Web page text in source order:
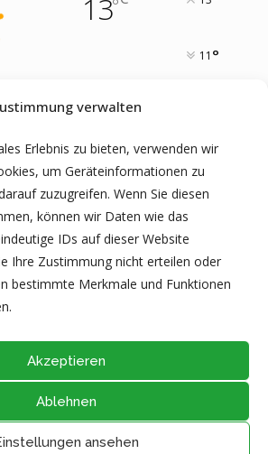
verwalten
Erlebnis zu bieten, verwenden wir
um Geräteinformationen zu
zuzugreifen. Wenn Sie diesen
können wir Daten wie das
IDs auf dieser Website
Ihre Zustimmung nicht erteilen oder
bestimmte Merkmale und Funktionen
Akzeptieren
Ablehnen
ansehen
13°
11 °
° 14° 20°
MON
18°
ARCHIV
vorbehalten durchGemeinde Geratal
|Thüringer Transparenzportal